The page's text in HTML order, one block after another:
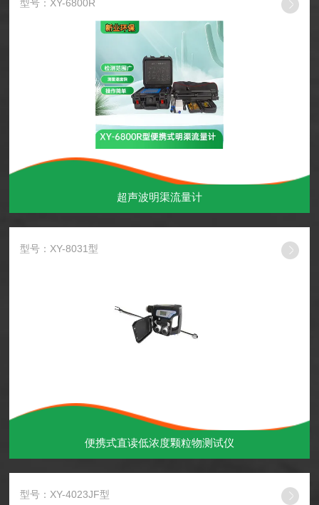
型号：XY-6800R
超声波明渠流量计
型号：XY-8031型
便携式直读低浓度颗粒物测试仪
型号：XY-4023JF型